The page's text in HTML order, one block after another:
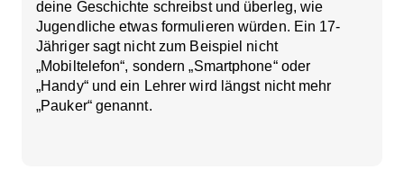
deine Geschichte schreibst und überleg, wie
Jugendliche etwas formulieren würden. Ein 17-
Jähriger sagt nicht zum Beispiel nicht
„Mobiltelefon“, sondern „Smartphone“ oder
„Handy“ und ein Lehrer wird längst nicht mehr
„Pauker“ genannt.